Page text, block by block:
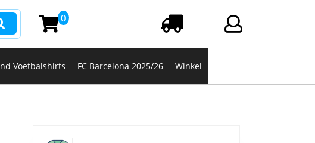
Winkelwagen
0
Voetbalshirts FC Barcelona 2025/26 Winkel